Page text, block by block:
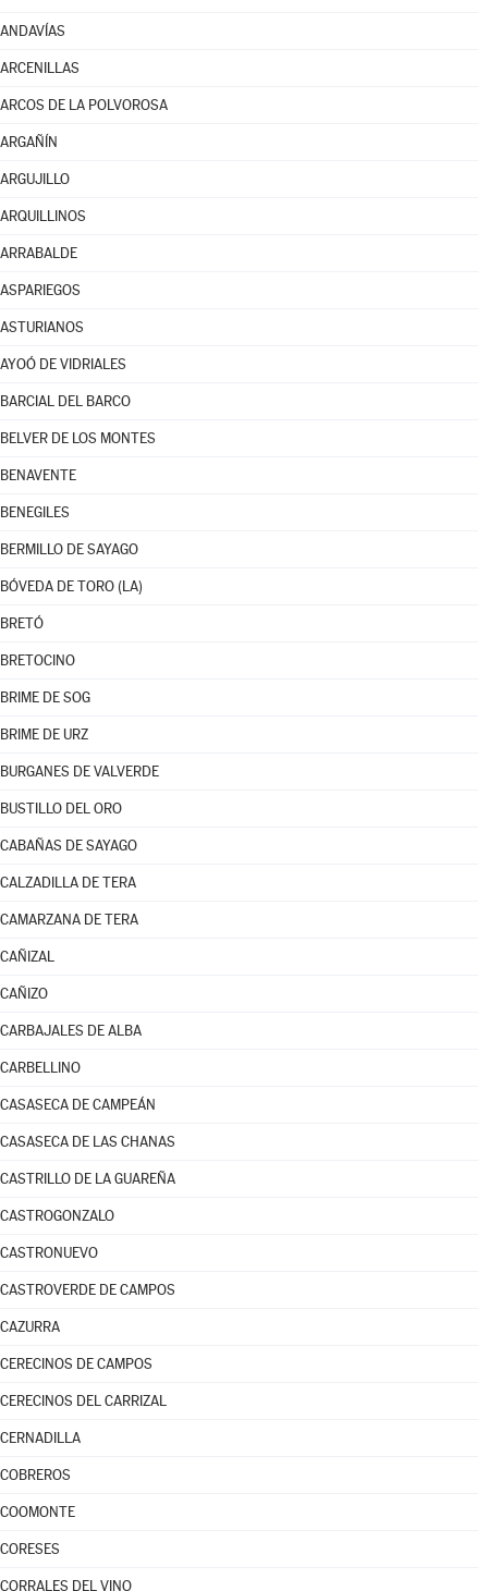
ANDAVÍAS
ARCENILLAS
ARCOS DE LA POLVOROSA
ARGAÑÍN
ARGUJILLO
ARQUILLINOS
ARRABALDE
ASPARIEGOS
ASTURIANOS
AYOÓ DE VIDRIALES
BARCIAL DEL BARCO
BELVER DE LOS MONTES
BENAVENTE
BENEGILES
BERMILLO DE SAYAGO
BÓVEDA DE TORO (LA)
BRETÓ
BRETOCINO
BRIME DE SOG
BRIME DE URZ
BURGANES DE VALVERDE
BUSTILLO DEL ORO
CABAÑAS DE SAYAGO
CALZADILLA DE TERA
CAMARZANA DE TERA
CAÑIZAL
CAÑIZO
CARBAJALES DE ALBA
CARBELLINO
CASASECA DE CAMPEÁN
CASASECA DE LAS CHANAS
CASTRILLO DE LA GUAREÑA
CASTROGONZALO
CASTRONUEVO
CASTROVERDE DE CAMPOS
CAZURRA
CERECINOS DE CAMPOS
CERECINOS DEL CARRIZAL
CERNADILLA
COBREROS
COOMONTE
CORESES
CORRALES DEL VINO